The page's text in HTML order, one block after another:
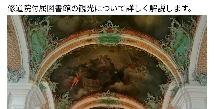
修道院付属図書館の観光について詳しく解説します。